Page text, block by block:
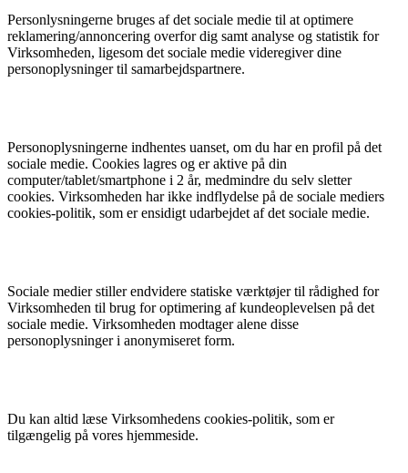
Personlysningerne bruges af det sociale medie til at optimere
reklamering/annoncering overfor dig samt analyse og statistik for
Virksomheden, ligesom det sociale medie videregiver dine
personoplysninger til samarbejdspartnere.
Personoplysningerne indhentes uanset, om du har en profil på det
sociale medie. Cookies lagres og er aktive på din
computer/tablet/smartphone i 2 år, medmindre du selv sletter
cookies. Virksomheden har ikke indflydelse på de sociale mediers
cookies-politik, som er ensidigt udarbejdet af det sociale medie.
Sociale medier stiller endvidere statiske værktøjer til rådighed for
Virksomheden til brug for optimering af kundeoplevelsen på det
sociale medie. Virksomheden modtager alene disse
personoplysninger i anonymiseret form.
Du kan altid læse Virksomhedens cookies-politik, som er
tilgængelig på vores hjemmeside.